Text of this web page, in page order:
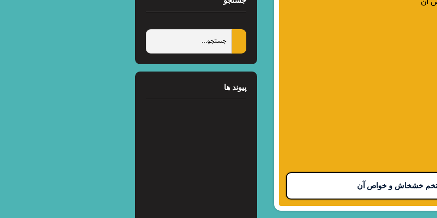
خشخاش و خواص آن
پیوند ها